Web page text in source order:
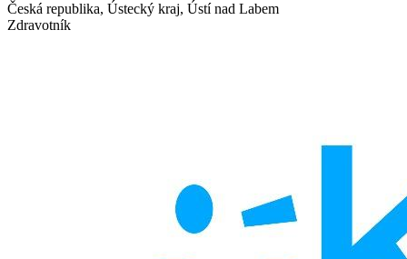
Česká republika, Ústecký kraj, Ústí nad Labem
Zdravotník